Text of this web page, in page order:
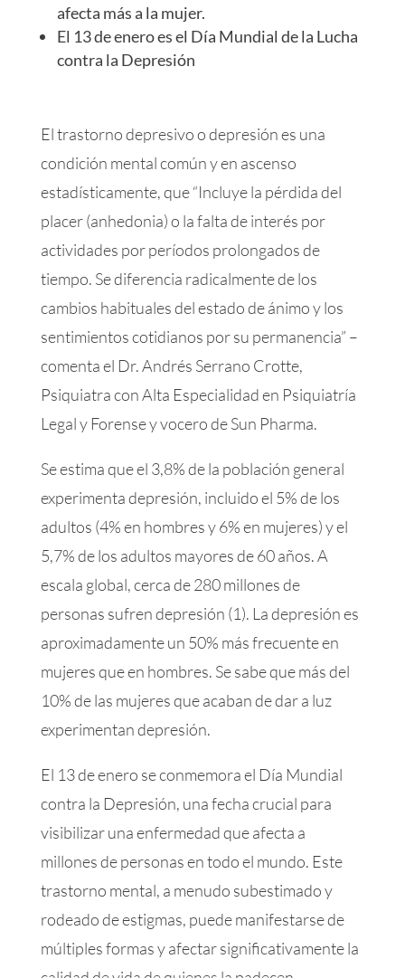
afecta más a la mujer.
El 13 de enero es el Día Mundial de la Lucha
contra la Depresión
El trastorno depresivo o depresión es una
condición mental común y en ascenso
estadísticamente, que “Incluye la pérdida del
placer (anhedonia) o la falta de interés por
actividades por períodos prolongados de
tiempo. Se diferencia radicalmente de los
cambios habituales del estado de ánimo y los
sentimientos cotidianos por su permanencia” –
comenta el Dr. Andrés Serrano Crotte,
Psiquiatra con Alta Especialidad en Psiquiatría
Legal y Forense y vocero de Sun Pharma.
Se estima que el 3,8% de la población general
experimenta depresión, incluido el 5% de los
adultos (4% en hombres y 6% en mujeres) y el
5,7% de los adultos mayores de 60 años. A
escala global, cerca de 280 millones de
personas sufren depresión (1). La depresión es
aproximadamente un 50% más frecuente en
mujeres que en hombres. Se sabe que más del
10% de las mujeres que acaban de dar a luz
experimentan depresión.
El 13 de enero se conmemora el Día Mundial
contra la Depresión, una fecha crucial para
visibilizar una enfermedad que afecta a
millones de personas en todo el mundo. Este
trastorno mental, a menudo subestimado y
rodeado de estigmas, puede manifestarse de
múltiples formas y afectar significativamente la